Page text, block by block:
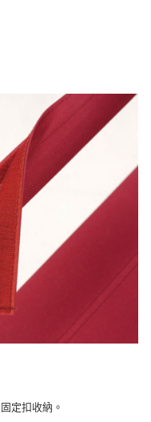
定扣收納。